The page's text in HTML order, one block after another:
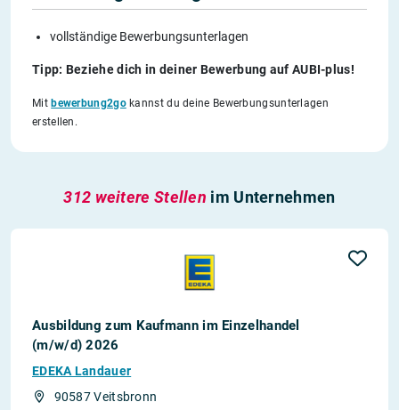
vollständige Bewerbungsunterlagen
Tipp: Beziehe dich in deiner Bewerbung auf AUBI-plus!
Mitbewerbung2gokannst du deine Bewerbungsunterlagen
erstellen.
312 weitere Stellen im Unternehmen
Ausbildung zum Kaufmann im Einzelhandel
(m/w/d) 2026
EDEKA Landauer
90587 Veitsbronn